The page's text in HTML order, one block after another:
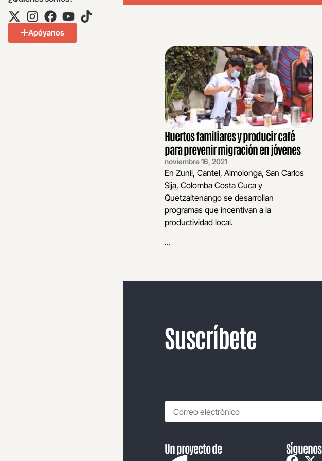
Apóyanos
Huertos familiares y producir café
para prevenir migración en jóvenes
noviembre 16, 2021
En Zunil, Cantel, Almolonga, San Carlos
Sija, Colomba Costa Cuca y
Quetzaltenango se desarrollan
programas que incentivan a la
productividad local.
...
Suscríbete
Un proyecto de Síguenos